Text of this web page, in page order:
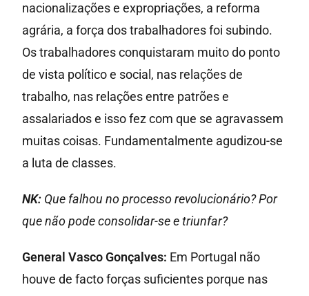
nacionalizações e expropriações, a reforma
agrária, a força dos trabalhadores foi subindo.
Os trabalhadores conquistaram muito do ponto
de vista político e social, nas relações de
trabalho, nas relações entre patrões e
assalariados e isso fez com que se agravassem
muitas coisas. Fundamentalmente agudizou-se
a luta de classes.
NK: Que falhou no processo revolucionário? Por
que não pode consolidar-se e triunfar?
General Vasco Gonçalves: Em Portugal não
houve de facto forças suficientes porque nas